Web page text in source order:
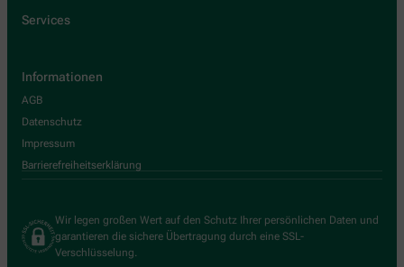
Services
Informationen
AGB
Datenschutz
Impressum
Barrierefreiheitserklärung
Wir legen großen Wert auf den Schutz Ihrer persönlichen Daten und
garantieren die sichere Übertragung durch eine SSL-
Verschlüsselung.